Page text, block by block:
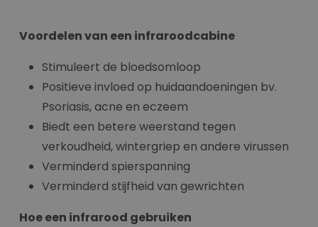
Voordelen van een infraroodcabine
Stimuleert de bloedsomloop
Positieve invloed op huidaandoeningen bv.
Psoriasis, acne en eczeem
Biedt een betere weerstand tegen
verkoudheid, wintergriep en andere virussen
Verminderd spierspanning
Verminderd stijfheid van gewrichten
Hoe een infrarood gebruiken